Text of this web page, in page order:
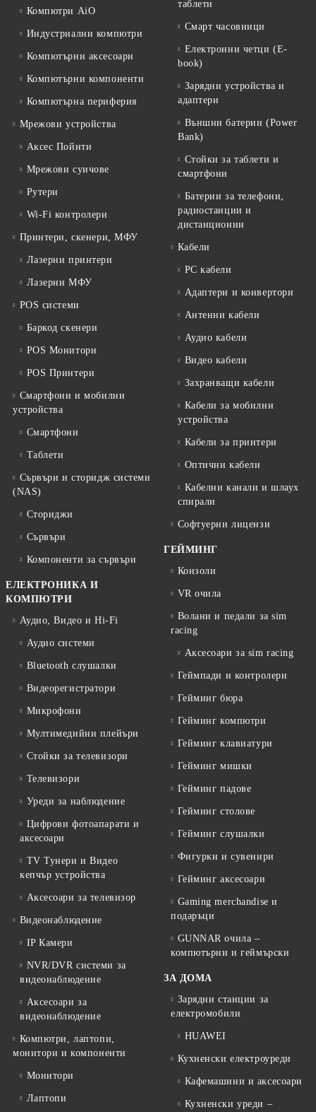
Компютри AiO
Индустриални компютри
Компютърни аксесоари
Компютърни компоненти
Компютърна периферия
Мрежови устройства
Аксес Пойнти
Мрежови суичове
Рутери
Wi-Fi контролери
Принтери, скенери, МФУ
Лазерни принтери
Лазерни МФУ
POS системи
Баркод скенери
POS Монитори
POS Принтери
Смартфони и мобилни
устройства
Смартфони
Таблети
Сървъри и сторидж системи
(NAS)
Сториджи
Сървъри
Компоненти за сървъри
ЕЛЕКТРОНИКА И
КОМПЮТРИ
Аудио, Видео и Hi-Fi
Аудио системи
Bluetooth слушалки
Видеорегистратори
Микрофони
Мултимедийни плейъри
Стойки за телевизори
Телевизори
Уреди за наблюдение
Цифрови фотоапарати и
аксесоари
TV Тунери и Видео
кепчър устройства
Аксесоари за телевизор
Видеонаблюдение
IP Камери
NVR/DVR системи за
видеонаблюдение
Аксесоари за
видеонаблюдение
Компютри, лаптопи,
монитори и компоненти
Монитори
Лаптопи
таблети
Смарт часовници
Електронни четци (E-
book)
Зарядни устройства и
адаптери
Външни батерии (Power
Bank)
Стойки за таблети и
смартфони
Батерии за телефони,
радиостанции и
дистанционни
Кабели
PC кабели
Адаптери и конвертори
Антенни кабели
Аудио кабели
Видео кабели
Захранващи кабели
Кабели за мобилни
устройства
Кабели за принтери
Оптични кабели
Кабелни канали и шлаух
спирали
Софтуерни лицензи
ГЕЙМИНГ
Конзоли
VR очила
Волани и педали за sim
racing
Аксесоари за sim racing
Геймпади и контролери
Гейминг бюра
Гейминг компютри
Гейминг клавиатури
Гейминг мишки
Гейминг падове
Гейминг столове
Гейминг слушалки
Фигурки и сувенири
Гейминг аксесоари
Gaming merchandise и
подаръци
GUNNAR очила –
компютърни и геймърски
ЗА ДОМА
Зарядни станции за
електромобили
HUAWEI
Кухненски електроуреди
Кафемашини и аксесоари
Кухненски уреди –